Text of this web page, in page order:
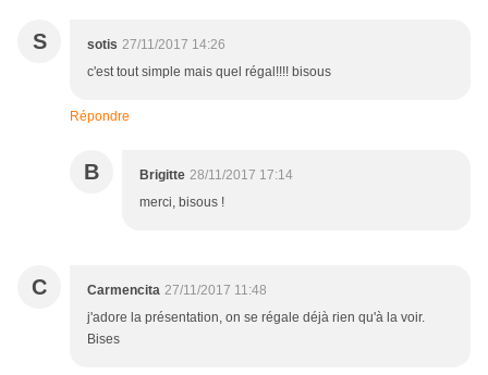
S sotis 27/11/2017 14:26
c'est tout simple mais quel régal!!!! bisous
Répondre
B Brigitte 28/11/2017 17:14
merci, bisous !
C Carmencita 27/11/2017 11:48
j'adore la présentation, on se régale déjà rien qu'à la voir.
Bises